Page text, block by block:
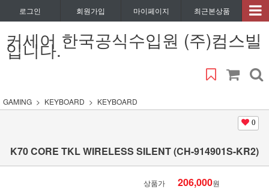
로그인 회원가입 마이페이지 최근본상품
커세어 한국공식수입원 (주)컴스빌
입니다.
GAMING KEYBOARD KEYBOARD
0
K70 CORE TKL WIRELESS SILENT (CH-914901S-KR2)
상품가 206,000원